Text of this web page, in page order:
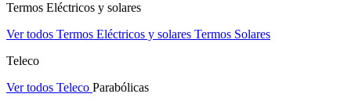
Termos Eléctricos y solares
Ver todos Termos Eléctricos y solares Termos Solares
Teleco
Ver todos Teleco Parabólicas